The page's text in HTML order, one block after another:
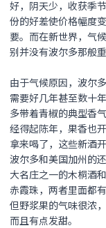
好，阴天少，收获季
份的好差使价格幅度
要。而在新世界，气
别并没有波尔多那般重
由于气候原因，波尔
需要好几年甚至数十
多带着青椒的典型香
经得起陈年，果香也
拿来喝了，这些新酒
波尔多和美国加州的
大名庄之一的木桐酒
赤霞珠，两者里面都
但野浆果的气味很浓
而且有点发甜。